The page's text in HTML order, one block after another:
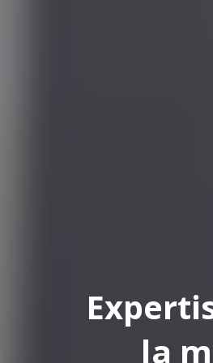
en
la